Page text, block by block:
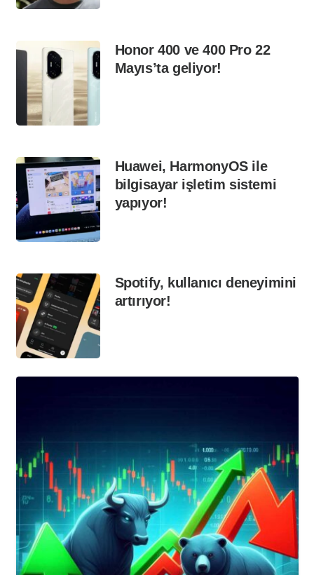
Honor 400 ve 400 Pro 22
Mayıs’ta geliyor!
Huawei, HarmonyOS ile
bilgisayar işletim sistemi
yapıyor!
Spotify, kullanıcı deneyimini
artırıyor!